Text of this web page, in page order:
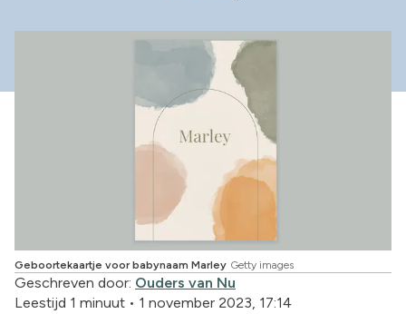
Geboortekaartje voor babynaam Marley Getty images
Geschreven door: Ouders van Nu
Leestijd 1 minuut • 1 november 2023, 17:14